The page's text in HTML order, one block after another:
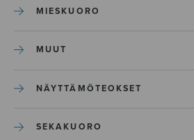
MIESKUORO
MUUT
NÄYTTÄMÖTEOKSET
SEKAKUORO